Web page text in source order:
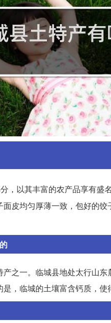
，以其丰富的农产品享有盛
皮均匀厚薄一致，包好的
之一。临城县地处太行山
，临城的土壤富含钙质，使